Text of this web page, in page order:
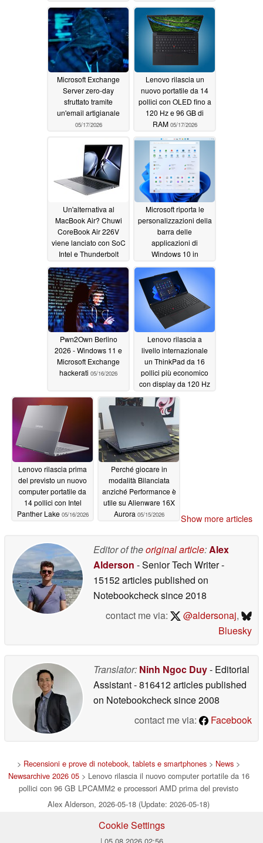
Lake05/19/2026
Microsoft Exchange
Server zero-day
sfruttato tramite
un'email artigianale
05/17/2026
Lenovo rilascia un
nuovo portatile da 14
pollici con OLED fino a
120 Hz e 96 GB di
RAM 05/17/2026
Un'alternativa al
MacBook Air? Chuwi
CoreBook Air 226V
viene lanciato con SoC
Intel e Thunderbolt
05/17/2026
Microsoft riporta le
personalizzazioni della
barra delle
applicazioni di
Windows 10 in
05/17/2026
Pwn2Own Berlino
2026 - Windows 11 e
Microsoft Exchange
hackerati 05/16/2026
Lenovo rilascia a
livello internazionale
un ThinkPad da 16
pollici più economico
con display da 120 Hz
05/16/2026
Lenovo rilascia prima
del previsto un nuovo
computer portatile da
14 pollici con Intel
Panther Lake 05/16/2026
Perché giocare in
modalità Bilanciata
anziché Performance è
utile su Alienware 16X
Aurora 05/15/2026 Show more articles
Editor of theoriginal article:Alex
Alderson - Senior Tech Writer-
15152 articles published on
Notebookchecksince 2018
contact me via:
@aldersonaj,
Bluesky
Translator: Ninh Ngoc Duy- Editorial
Assistant- 816412 articles published
on Notebookchecksince 2008
contact me via:
Facebook
> Recensioni e prove di notebook, tablets e smartphones > News >
Newsarchive 2026 05> Lenovo rilascia il nuovo computer portatile da 16
pollici con 96 GB LPCAMM2 e processori AMD prima del previsto
Alex Alderson, 2026-05-18 (Update: 2026-05-18)
Cookie Settings
| 05.08.2026 02:56